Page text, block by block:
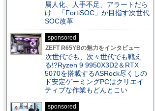
属人化、人手不足、アラートだら
け 「FortiSOC」が目指す次世代
SOC改革
sponsored
ZEFT R65YBの魅力をインタビュー
次世代でも、次々世代でも戦え
る!?Ryzen 9 9950X3D2＆RTX
5070を搭載するASRock尽くしの
ド安定ゲーミングPCはクリエイ
ティブな作業もどんとこい
sponsored